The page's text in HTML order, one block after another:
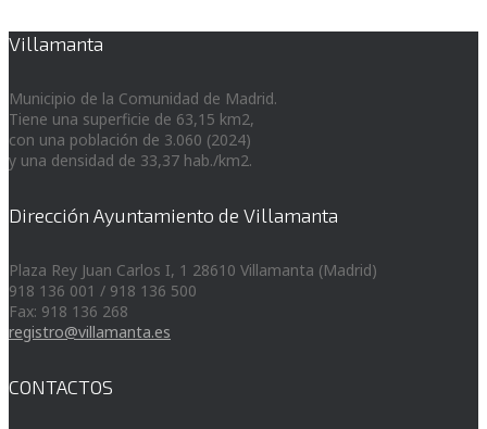
Villamanta
Municipio de la Comunidad de Madrid.
Tiene una superficie de 63,15 km2,
con una población de 3.060 (2024)
y una densidad de 33,37 hab./km2.
Dirección Ayuntamiento de Villamanta
Plaza Rey Juan Carlos I, 1 28610 Villamanta (Madrid)
918 136 001 / 918 136 500
Fax: 918 136 268
registro@villamanta.es
CONTACTOS